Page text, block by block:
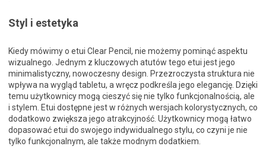
Styl i estetyka
Kiedy mówimy o etui Clear Pencil, nie możemy pominąć aspektu
wizualnego. Jednym z kluczowych atutów tego etui jest jego
minimalistyczny, nowoczesny design. Przezroczysta struktura nie
wpływa na wygląd tabletu, a wręcz podkreśla jego elegancję. Dzięki
temu użytkownicy mogą cieszyć się nie tylko funkcjonalnością, ale
i stylem. Etui dostępne jest w różnych wersjach kolorystycznych, co
dodatkowo zwiększa jego atrakcyjność. Użytkownicy mogą łatwo
dopasować etui do swojego indywidualnego stylu, co czyni je nie
tylko funkcjonalnym, ale także modnym dodatkiem.